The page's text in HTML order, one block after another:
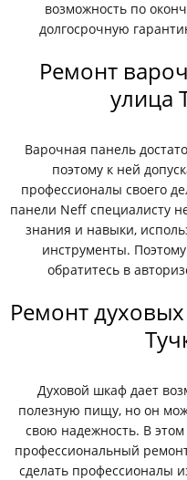
возможность по
долгосрочную
Ремонт
улица
Варочная панель
поэтому к ней
профессионалы своего
панели Neff специалисту
знания и навыки,
инструменты.
обратитесь в
Ремонт
Духовой шкаф дает
полезную пищу, но он
свою надежность. В
профессиональный
сделать профессионалы